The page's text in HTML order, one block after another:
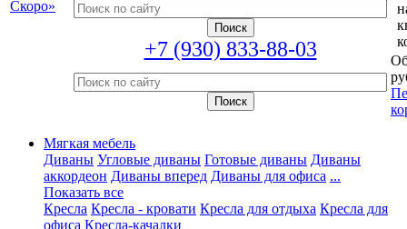
+7 (930) 833-88-03
Мягкая мебель
Диваны Угловые диваны Готовые диваны Диваны
аккордеон Диваны вперед Диваны для офиса ...
Показать все
Кресла Кресла - кровати Кресла для отдыха Кресла для
офиса Кресла-качалки